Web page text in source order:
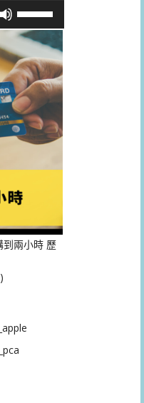
向
上/
向
下
鍵
以
提
或
降
低
量。
到兩小時 歷